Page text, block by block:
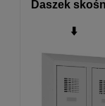
Daszek
⬇️